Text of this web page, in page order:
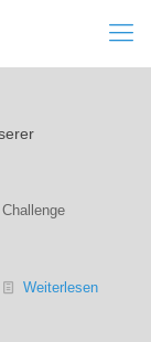
Weiterlesen